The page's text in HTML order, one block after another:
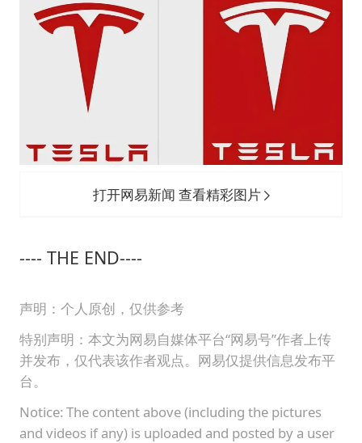
打开网易新闻 查看精彩图片
---- THE END----
声明：个人原创，仅供参考
特别声明：本文为网易自媒体平台“网易号”作者上传
并发布，仅代表该作者观点。网易仅提供信息发布平
台。
Notice: The content above (including the pictures
and videos if any) is uploaded and posted by a user